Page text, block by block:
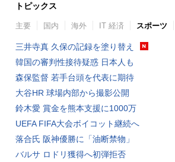
トピックス
主要 国内 海外 IT 経済 スポーツ
三井寺真 久保の記録を塗り替え
韓国の審判性接待疑惑 日本人も
森保監督 若手台頭を代表に期待
大谷HR 球場内部から撮影公開
鈴木愛 賞金を熊本支援に1000万
UEFA FIFA大会ボイコット継続へ
落合氏 阪神優勝に「油断禁物」
バルサ ロドリ獲得へ初弾拒否